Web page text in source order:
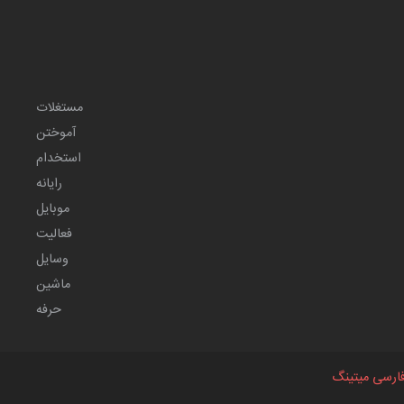
مستغلات
آموختن
استخدام
رایانه
موبایل
فعالیت
وسایل
ماشین
حرفه
میتینگ